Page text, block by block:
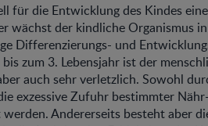
für die Entwicklung des Kindes
wächst der kindliche Organismus
Differenzierungs- und
zum 3. Lebensjahr ist der
auch sehr verletzlich. Sowohl
exzessive Zufuhr bestimmter
Andererseits besteht aber